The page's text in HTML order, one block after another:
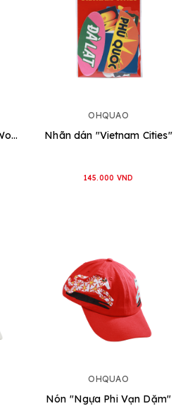
Nhãn dán "Boarding World"
OHQUAO
Nhãn dán "Vietnam Cities"
145.000 VND
OHQUAO
Nón "Ngựa Phi Vạn Dặm"